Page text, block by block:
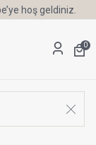
hoş geldiniz.
0